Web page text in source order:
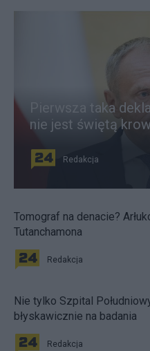
Pierwsza taka
nie jest świętą
Redakcja
Tomograf na denacie?
Tutanchamona
Redakcja
Nie tylko Szpital
błyskawicznie na badania
Redakcja